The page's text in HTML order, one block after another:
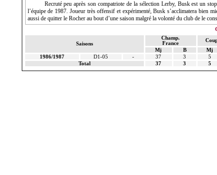
Recruté peu après son compatriote de la sélection Lerby, Buskest un
l’équipe de 1987. Joueur très offensif et expérimenté,Busk s’acclimatera bien
aussi de quitter le Rocher au bout d’une saison malgré la volonté du club de le
Saisons
Champ.
France
Mj
B
Mj
1986/1987
D1-05 - 37 3
5
Total
37 3 5